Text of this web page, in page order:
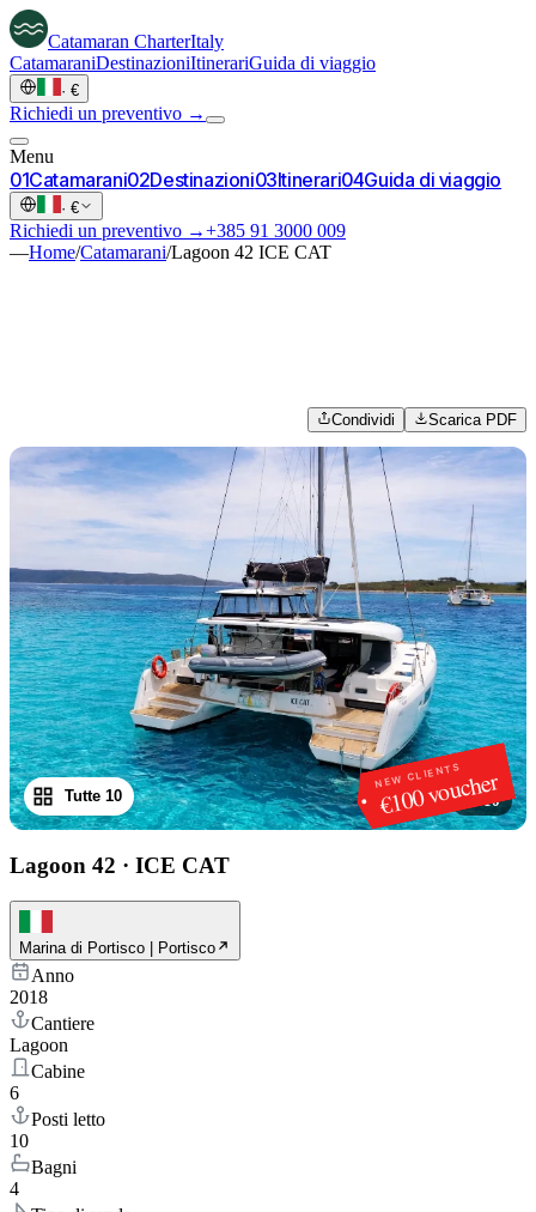
Catamaran CharterItaly
CatamaraniDestinazioniItinerariGuida di viaggio
· €
Richiedi un preventivo →
Menu
01Catamarani02Destinazioni03Itinerari04Guida di viaggio
· €
Richiedi un preventivo →+385 91 3000 009
—Home/Catamarani/Lagoon 42 ICE CAT
Condividi Scarica PDF
NEW CLIENTS
€100 voucher
1/10
Tutte 10
Lagoon 42 · ICE CAT
Marina di Portisco | Portisco
Anno
2018
Cantiere
Lagoon
Cabine
6
Posti letto
10
Bagni
4